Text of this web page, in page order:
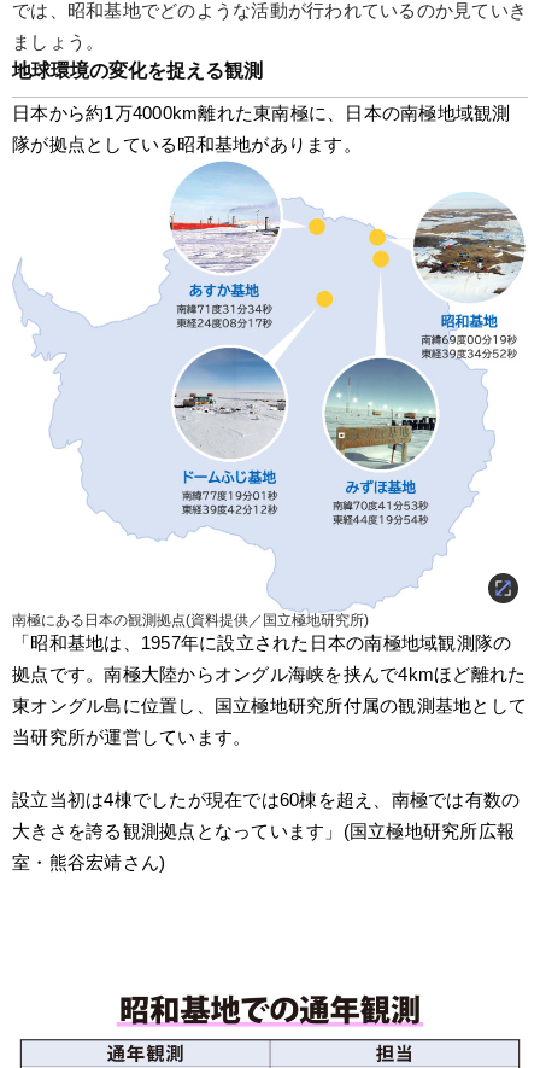
では、昭和基地でどのような活動が行われているのか見ていき
ましょう。
地球環境の変化を捉える観測
日本から約1万4000km離れた東南極に、日本の南極地域観測
隊が拠点としている昭和基地があります。
南極にある日本の観測拠点(資料提供／国立極地研究所)
「昭和基地は、1957年に設立された日本の南極地域観測隊の
拠点です。南極大陸からオングル海峡を挟んで4kmほど離れた
東オングル島に位置し、国立極地研究所付属の観測基地として
当研究所が運営しています。
設立当初は4棟でしたが現在では60棟を超え、南極では有数の
大きさを誇る観測拠点となっています」(国立極地研究所広報
室・熊谷宏靖さん)